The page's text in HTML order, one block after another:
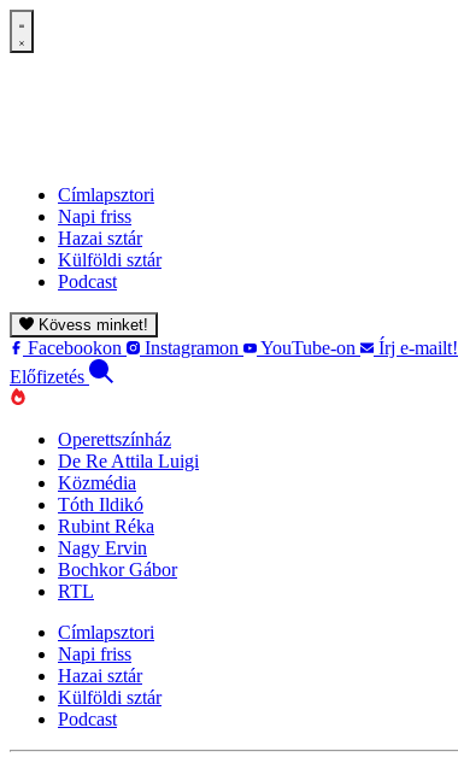
Címlapsztori
Napi friss
Hazai sztár
Külföldi sztár
Podcast
Kövess minket!
Facebookon Instagramon YouTube-on
Írj e-mailt!
Előfizetés
Operettszínház
De Re Attila Luigi
Közmédia
Tóth Ildikó
Rubint Réka
Nagy Ervin
Bochkor Gábor
RTL
Címlapsztori
Napi friss
Hazai sztár
Külföldi sztár
Podcast